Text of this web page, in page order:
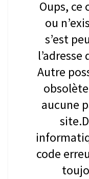
Oups, ce
ou
s’est
Autre
aucune
code